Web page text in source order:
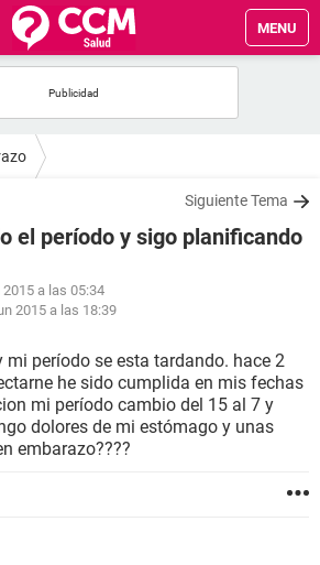
MENU
Siguiente Tema
el período y sigo planificando
2015 a las 05:34
2015 a las 18:39
mi período se esta tardando. hace 2
he sido cumplida en mis fechas
mi período cambio del 15 al 7 y
dolores de mi estómago y unas
embarazo????